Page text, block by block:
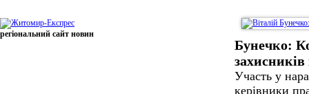
регіональний сайт новин
Бунечко:
захисників
Участь у
керівники